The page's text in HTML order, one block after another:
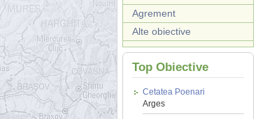
Agrement
Alte obiective
Top Obiective
Cetatea Poenari
Arges